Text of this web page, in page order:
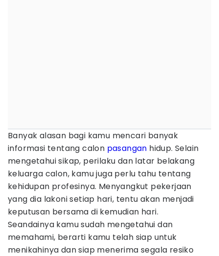
Banyak alasan bagi kamu mencari banyak
informasi tentang calon pasangan hidup. Selain
mengetahui sikap, perilaku dan latar belakang
keluarga calon, kamu juga perlu tahu tentang
kehidupan profesinya. Menyangkut pekerjaan
yang dia lakoni setiap hari, tentu akan menjadi
keputusan bersama di kemudian hari.
Seandainya kamu sudah mengetahui dan
memahami, berarti kamu telah siap untuk
menikahinya dan siap menerima segala resiko